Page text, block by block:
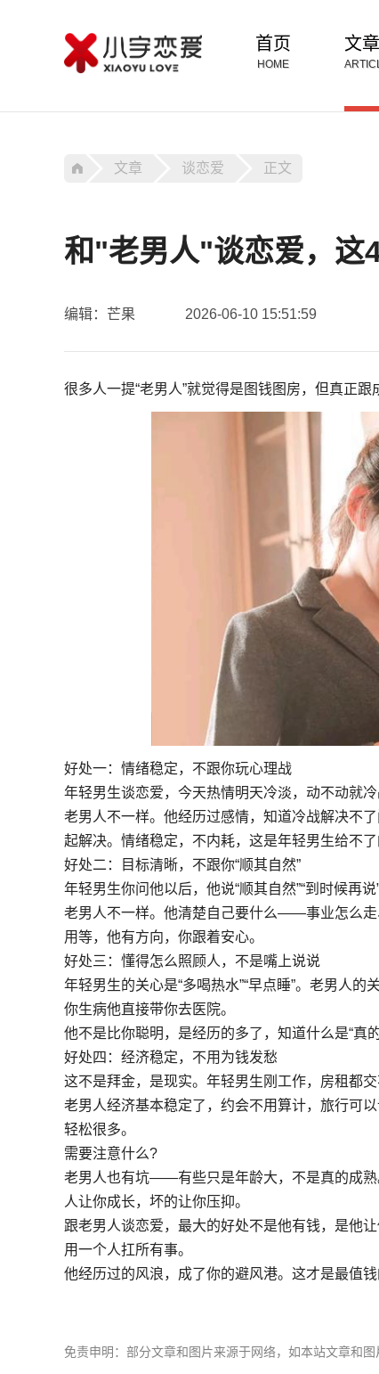
首页
HOME
文章
文章 谈恋爱 正文
和"老男人"谈恋爱，这
编辑：芒果 2026-06-10 15:51:59
很多人一提“老男人”就觉得是图钱图房，但真正
好处一：情绪稳定，不跟你玩心理战
年轻男生谈恋爱，今天热情明天冷淡，动不动就
老男人不一样。他经历过感情，知道冷战解决不
起解决。情绪稳定，不内耗，这是年轻男生给不了
好处二：目标清晰，不跟你“顺其自然”
年轻男生你问他以后，他说“顺其自然”“到时候再
老男人不一样。他清楚自己要什么——事业怎么
用等，他有方向，你跟着安心。
好处三：懂得怎么照顾人，不是嘴上说说
年轻男生的关心是“多喝热水”“早点睡”。老男人
你生病他直接带你去医院。
他不是比你聪明，是经历的多了，知道什么是“真的
好处四：经济稳定，不用为钱发愁
这不是拜金，是现实。年轻男生刚工作，房租都
老男人经济基本稳定了，约会不用算计，旅行可
轻松很多。
需要注意什么?
老男人也有坑——有些只是年龄大，不是真的成熟
人让你成长，坏的让你压抑。
跟老男人谈恋爱，最大的好处不是他有钱，是他
用一个人扛所有事。
他经历过的风浪，成了你的避风港。这才是最值钱
免责申明：部分文章和图片来源于网络，如本站文章和